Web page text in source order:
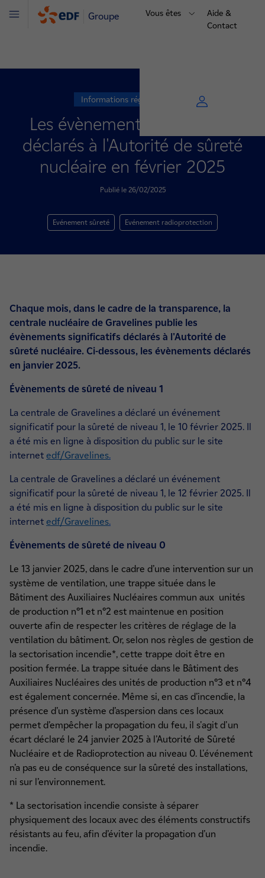
Groupe Vous êtes
Aide &
Contact
Menu
Informations réglementaires
Les évènements significatifs
déclarés à l'Autorité de sûreté
nucléaire en février 2025
Publié le 26/02/2025
Evénement sûreté Evénement radioprotection
Chaque mois, dans le cadre de la transparence, la
centrale nucléaire de Gravelines publie les
évènements significatifs déclarés à l'Autorité de
sûreté nucléaire. Ci-dessous, les évènements déclarés
en janvier 2025.
Évènements de sûreté de niveau 1
La centrale de Gravelines a déclaré un événement
significatif pour la sûreté de niveau 1, le 10 février 2025. Il
a été mis en ligne à disposition du public sur le site
internet edf/Gravelines.
La centrale de Gravelines a déclaré un événement
significatif pour la sûreté de niveau 1, le 12 février 2025. Il
a été mis en ligne à disposition du public sur le site
internet edf/Gravelines.
Évènements de sûreté de niveau 0
Le 13 janvier 2025, dans le cadre d’une intervention sur un
système de ventilation, une trappe située dans le
Bâtiment des Auxiliaires Nucléaires commun aux unités
de production n°1 et n°2 est maintenue en position
ouverte afin de respecter les critères de réglage de la
ventilation du bâtiment. Or, selon nos règles de gestion de
la sectorisation incendie*, cette trappe doit être en
position fermée. La trappe située dans le Bâtiment des
Auxiliaires Nucléaires des unités de production n°3 et n°4
est également concernée. Même si, en cas d’incendie, la
présence d’un système d’aspersion dans ces locaux
permet d’empêcher la propagation du feu, il s'agit d'un
écart déclaré le 24 janvier 2025 à l’Autorité de Sûreté
Nucléaire et de Radioprotection au niveau 0. L'événement
n’a pas eu de conséquence sur la sûreté des installations,
ni sur l’environnement.
* La sectorisation incendie consiste à séparer
physiquement des locaux avec des éléments constructifs
résistants au feu, afin d’éviter la propagation d’un
incendie.